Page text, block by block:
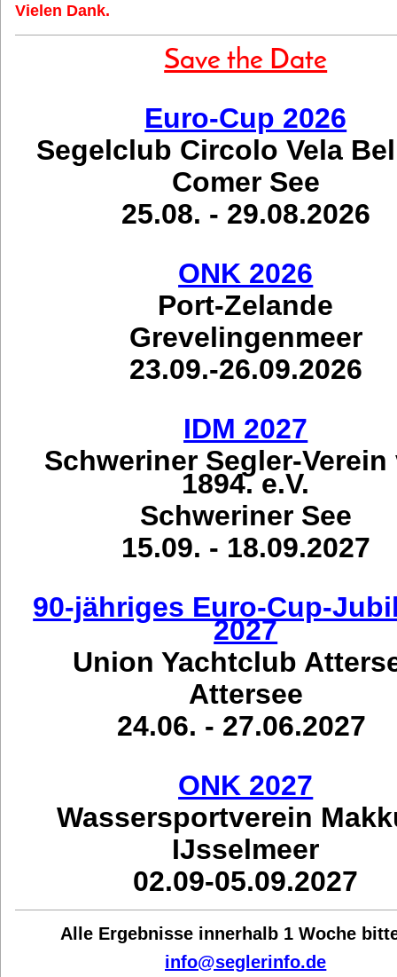
Vielen Dank.
Save the Date
Euro-Cup 2026
Segelclub Circolo Vela
Comer See
25.08. - 29.08.2026
ONK 2026
Port-Zelande
Grevelingenmeer
23.09.-26.09.2026
IDM 2027
Schweriner Segler-Verein
1894. e.V.
Schweriner See
15.09. - 18.09.2027
90-jähriges Euro-Cup-
2027
Union Yachtclub
Attersee
24.06. - 27.06.2027
ONK 2027
Wassersportverein
IJsselmeer
02.09-05.09.2027
Alle Ergebnisse innerhalb 1 Woche bit
info@seglerinfo.de